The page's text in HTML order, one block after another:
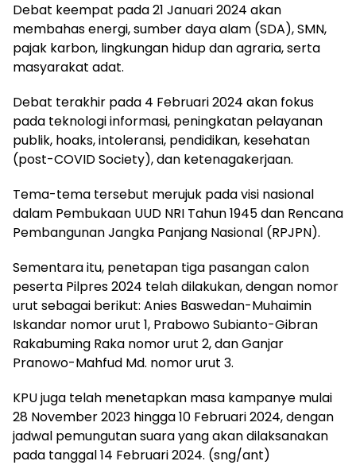
Debat keempat pada 21 Januari 2024 akan
membahas energi, sumber daya alam (SDA), SMN,
pajak karbon, lingkungan hidup dan agraria, serta
masyarakat adat.
Debat terakhir pada 4 Februari 2024 akan fokus
pada teknologi informasi, peningkatan pelayanan
publik, hoaks, intoleransi, pendidikan, kesehatan
(post-COVID Society), dan ketenagakerjaan.
Tema-tema tersebut merujuk pada visi nasional
dalam Pembukaan UUD NRI Tahun 1945 dan Rencana
Pembangunan Jangka Panjang Nasional (RPJPN).
Sementara itu, penetapan tiga pasangan calon
peserta Pilpres 2024 telah dilakukan, dengan nomor
urut sebagai berikut: Anies Baswedan-Muhaimin
Iskandar nomor urut 1, Prabowo Subianto-Gibran
Rakabuming Raka nomor urut 2, dan Ganjar
Pranowo-Mahfud Md. nomor urut 3.
KPU juga telah menetapkan masa kampanye mulai
28 November 2023 hingga 10 Februari 2024, dengan
jadwal pemungutan suara yang akan dilaksanakan
pada tanggal 14 Februari 2024. (sng/ant)